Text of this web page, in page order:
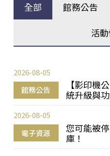
全部 館務公告
活
館務公告
【影印機
統升級與
2026-08-05
電子資源
您可能被
庫！
2026-08-05